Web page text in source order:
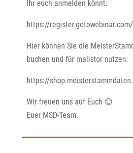
Ihr euch anmelden könnt:
https://
Hier können Sie die
buchen und für malistor nutzen:
https://
Wir freuen uns auf Euch 😊
Euer MSD-Team.